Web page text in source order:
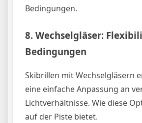
Bedingungen.
8. Wechselgläser:
Bedingungen
Skibrillen mit Wechselgläsern
eine einfache Anpassung an
Lichtverhältnisse. Wie diese
auf der Piste bietet.